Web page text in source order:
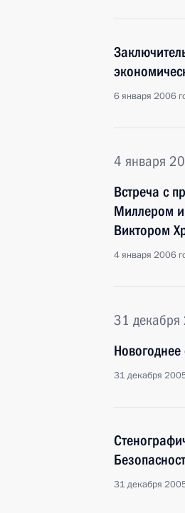
6 января 2006
4 января
Встреча с
Миллером
Виктором
4 января 2006
31 декабря
31 декабря
31 декабря